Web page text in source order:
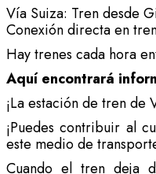
Vía Suiza: Tren desde
Conexión directa en
Hay trenes cada hora
Aquí encontrará
¡La estación de tren de
¡Puedes contribuir al
este medio de
Cuando el tren deja